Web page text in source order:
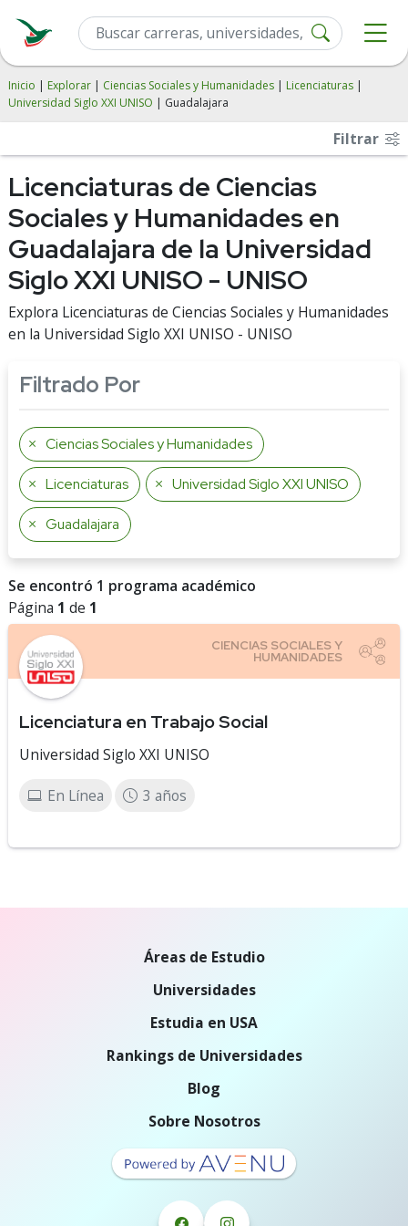
Inicio | Explorar | Ciencias Sociales y Humanidades | Licenciaturas |
Universidad Siglo XXI UNISO | Guadalajara
Filtrar
Licenciaturas de Ciencias
Sociales y Humanidades en
Guadalajara de la Universidad
Siglo XXI UNISO - UNISO
Explora Licenciaturas de Ciencias Sociales y Humanidades
en la Universidad Siglo XXI UNISO - UNISO
Filtrado Por
Ciencias Sociales y Humanidades
Licenciaturas Universidad Siglo XXI UNISO
Guadalajara
Se encontró 1 programa académico
Página 1 de 1
Licenciatura en Trabajo Social
Universidad Siglo XXI UNISO
En Línea 3 años
Áreas de Estudio
Universidades
Estudia en USA
Rankings de Universidades
Blog
Sobre Nosotros